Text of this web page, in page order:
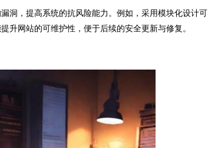
，提高系统的抗风险能力。例如，采用模块化设计可
升网站的可维护性，便于后续的安全更新与修复。